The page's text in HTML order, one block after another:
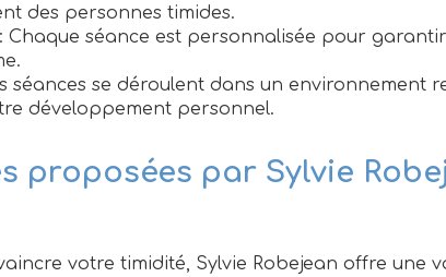
des personnes timides.
: Chaque séance est personnalisée pour
séances se déroulent dans un environnement
développement personnel.
proposées par Sylvie
votre timidité, Sylvie Robejean offre une